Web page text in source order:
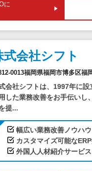
に
式会社シフト
0013福岡県福岡市博多区福
会社シフトは、1997年に
した業務改善をお手伝いし
提...
幅広い業務改善ノウハウ
カスタマイズ可能な
外国人人材紹介サービス